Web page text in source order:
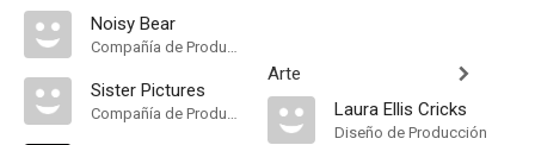
Noisy Bear
Compañía de Produccion
Sister Pictures
Compañía de Produccion
Arte
Laura Ellis Cricks
Diseño de Producción